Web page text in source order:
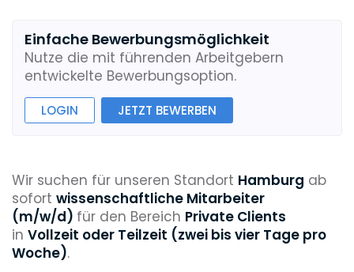
Einfache Bewerbungsmöglichkeit
Nutze die mit führenden Arbeitgebern
entwickelte Bewerbungsoption.
LOGIN JETZT BEWERBEN
Wir suchen für unseren Standort Hamburg ab
sofort wissenschaftliche Mitarbeiter
(m/w/d) für den Bereich Private Clients
in Vollzeit oder Teilzeit (zwei bis vier Tage pro
Woche).